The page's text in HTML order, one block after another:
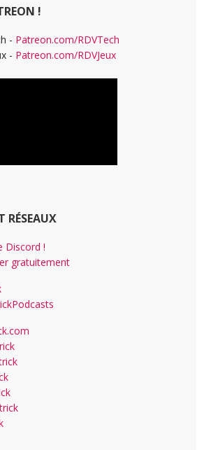
!
- Patreon.com/RDVTech
- Patreon.com/RDVJeux
RÉSEAUX
Discord !
gratuitement